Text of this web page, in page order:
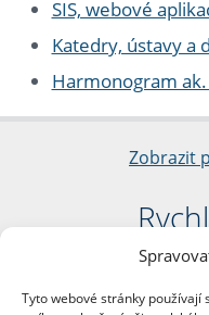
Tyto webové stránky používají
SIS, webové
Katedry, ústavy a
Harmonogram
Zobrazit
nám.